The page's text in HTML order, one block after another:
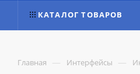
КАТАЛОГ ТОВАРОВ
Главная — Интерфейсы —